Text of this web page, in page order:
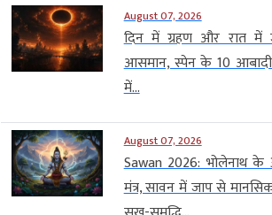
August 07, 2026
दिन में ग्रहण और रात में
आसमान, स्पेन के 10 आबादी
में...
August 07, 2026
Sawan 2026: भोलेनाथ के
मंत्र, सावन में जाप से